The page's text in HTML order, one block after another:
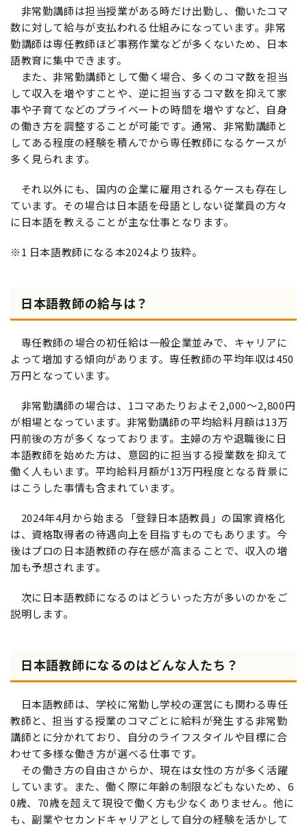
非常勤講師は担当授業がある時だけ出勤し、働いたコマ
数に対して給与が支払われる仕組みになっています。非常
勤講師は専任教師ほど事務作業などが多くないため、日本
語教育に集中できます。
また、非常勤講師として働く場合、多くのコマ数を担当
して収入を増やすことや、逆に担当するコマ数を抑えて家
事や子育てなどのプライベートの時間を増やすなど、自身
の働き方を調整することが可能です。通常、非常勤講師と
してある程度の経験を積んでから専任教師になるケースが
多く見られます。
それ以外にも、国内の企業に雇用されるケースも存在し
ています。その場合は日本語を母語としない従業員の方々
に日本語を教えることが主な仕事となります。
※1 日本語教師になる本2024より抜粋。
日本語教師の給与は？
専任教師の場合の初任給は一般企業並みで、キャリアに
よって増加する傾向があります。専任教師の平均年収は450
万円となっています。
非常勤講師の場合は、1コマあたりおよそ2,000～2,800円
が相場となっています。非常勤講師の平均給料月額は13万
円前後の方が多くなっております。主婦の方や退職後に日
本語教師を始めた方は、意図的に担当する授業数を抑えて
働く人もいます。平均給料月額が13万円程度となる背景に
はこうした事情も含まれています。
2024年4月から始まる「登録日本語教員」の国家資格化
は、資格取得者の待遇向上を目指すものでもあります。今
後はプロの日本語教師の存在感が高まることで、収入の増
加も予想されます。
次に日本語教師になるのはどういった方が多いのかをご
説明します。
日本語教師になるのはどんな人たち？
日本語教師は、学校に常勤し学校の運営にも関わる専任
教師と、担当する授業のコマごとに給料が発生する非常勤
講師とに分かれており、自分のライフスタイルや目標に合
わせて多様な働き方が選べる仕事です。
その働き方の自由さからか、現在は女性の方が多く活躍
しています。また、働く際に年齢の制限などもないため、6
0歳、70歳を超えて現役で働く方も少なくありません。他に
も、副業やセカンドキャリアとして自分の経験を活かして